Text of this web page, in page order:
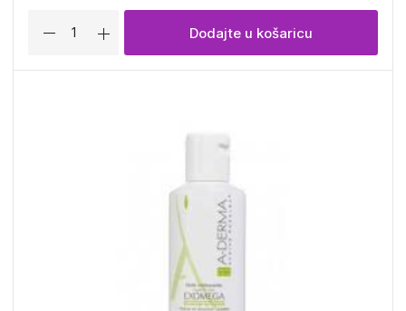
Dodajte u košaricu